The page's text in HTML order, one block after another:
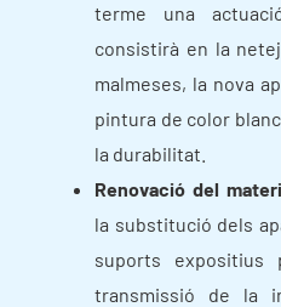
terme una
consistirà en la
malmeses, la nova
pintura de color
la durabilitat.
Renovació del
la substitució dels
suports expositius
transmissió de la